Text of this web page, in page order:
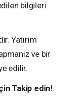
bilgileri
Yatırım
ve bir
edilir.
Takip edin!